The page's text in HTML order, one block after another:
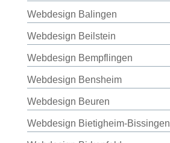
Webdesign Balingen
Webdesign Beilstein
Webdesign Bempflingen
Webdesign Bensheim
Webdesign Beuren
Webdesign Bietigheim-Bissingen